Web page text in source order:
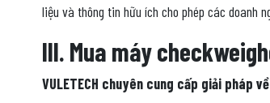
liệu và thông tin hữu ích cho phép các doanh
III. Mua máy
VULETECH chuyên cung cấp giải pháp